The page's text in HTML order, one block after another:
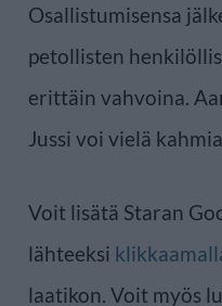
Osallistumisensa
petollisten
erittäin vahvoina.
Jussi voi vielä
Voit lisätä Staran
lähteeksi
laatikon. Voit myös